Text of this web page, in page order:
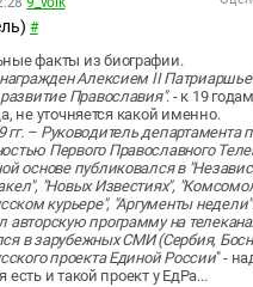
#
факты из биографии.
награжден Алексием II
Православия". - к 19
не уточняется какой именно.
гг. – Руководитель департамента
Первого Православного
основе публиковался в
"Новых Известиях",
курьере", "Аргументы
авторскую программу на
в зарубежных СМИ (Сербия,
проекта Единой России" -
есть и такой проект у ЕдРа...